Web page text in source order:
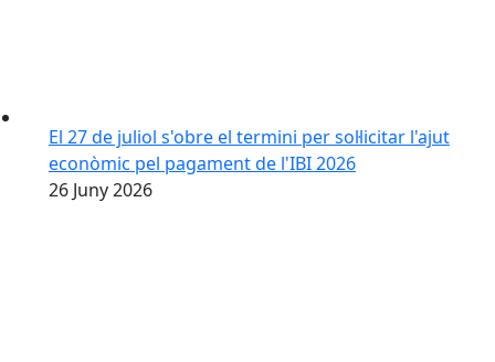
El 27 de juliol s'obre el termini per sol·licitar l'ajut
econòmic pel pagament de l'IBI 2026
26 Juny2026